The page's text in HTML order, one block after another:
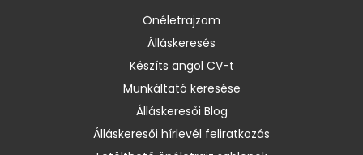
Önéletrajzom
Álláskeresés
Készíts angol CV-t
Munkáltató keresése
Álláskeresői Blog
Álláskeresői hírlevél feliratkozás